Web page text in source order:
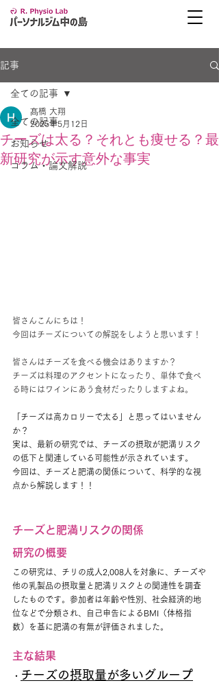
記事
全ての記事
お知らせ
コラム・論文解説
全ての記事
チーズは太る？それとも痩せる？最
新研究が示す意外な事実
髙橋 大翔
2025年5月12日
皆さんこんにちは！
今回はチーズについての解説をしようと思います！
皆さんはチーズを食べる機会はありますか？
チーズは料理のアクセントになったり、単体で食べ
る時にはワインにあう食材だったりしますよね。
「チーズは高カロリーで太る」と思ってはいません
か？​
実は、最新の研究では、チーズの摂取が肥満リスク
の低下と関連している可能性が示されています。​
今回は、チーズと肥満の関係について、科学的な視
点から解説します！！
チーズと肥満リスクの関係
研究の概要
この研究は、チリの成人2,008人を対象に、チーズや
他の乳製品の摂取量と肥満リスクとの関連性を調査
したものです。​参加者は年齢や性別、社会経済的地
位などで分類され、自己申告によるBMI（体格指
数）を基に肥満の有無が評価されました。​
主な結果
・ チーズの摂取量が多いグループ